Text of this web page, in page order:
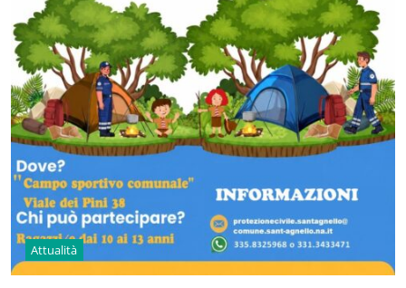
Attualità